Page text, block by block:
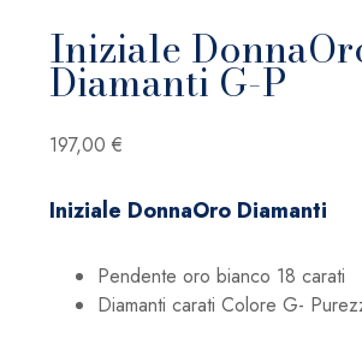
Iniziale
Diamanti G-P
197,00 €
Iniziale DonnaOro Diamanti
Pendente oro bianco 18 carati
Diamanti carati Colore G-